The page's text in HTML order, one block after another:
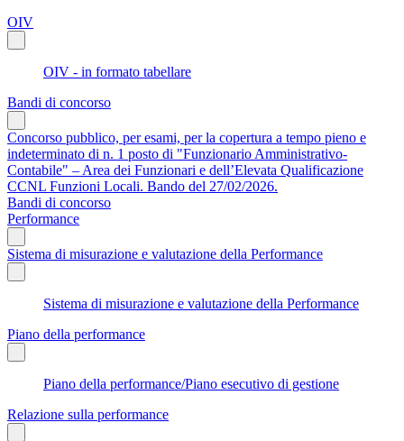
OIV
OIV - in formato tabellare
Bandi di concorso
Concorso pubblico, per esami, per la copertura a tempo pieno e
indeterminato di n. 1 posto di "Funzionario Amministrativo-
Contabile" – Area dei Funzionari e dell’Elevata Qualificazione
CCNL Funzioni Locali. Bando del 27/02/2026.
Bandi di concorso
Performance
Sistema di misurazione e valutazione della Performance
Sistema di misurazione e valutazione della Performance
Piano della performance
Piano della performance/Piano esecutivo di gestione
Relazione sulla performance